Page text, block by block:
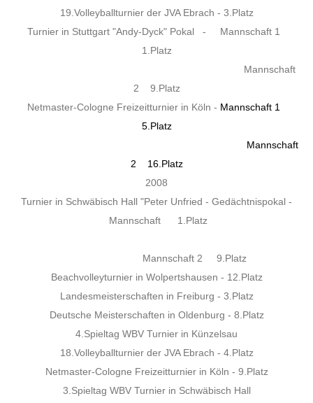
19.Volleyballturnier der JVA Ebrach - 3.Platz
Turnier in Stuttgart "Andy-Dyck" Pokal - Mannschaft 1
1.Platz
Mannschaft
2 9.Platz
Netmaster-Cologne Freizeitturnier in Köln - Mannschaft 1
5.Platz
Mannschaft
2 16.Platz
2008
Turnier in Schwäbisch Hall "Peter Unfried - Gedächtnispokal -
Mannschaft 1.Platz
Mannschaft 2 9.Platz
Beachvolleyturnier in Wolpertshausen - 12.Platz
Landesmeisterschaften in Freiburg - 3.Platz
Deutsche Meisterschaften in Oldenburg - 8.Platz
4.Spieltag WBV Turnier in Künzelsau
18.Volleyballturnier der JVA Ebrach - 4.Platz
Netmaster-Cologne Freizeitturnier in Köln - 9.Platz
3.Spieltag WBV Turnier in Schwäbisch Hall